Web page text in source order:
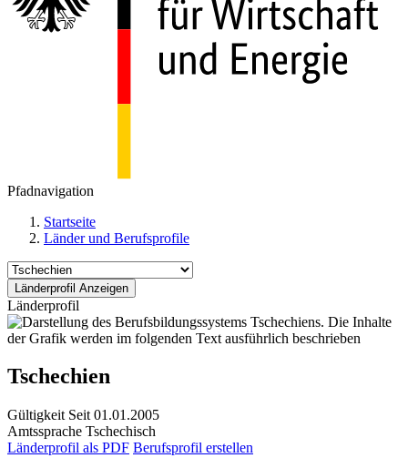
Pfadnavigation
Startseite
Länder und Berufsprofile
Länderprofil
Tschechien
Gültigkeit Seit 01.01.2005
Amtssprache Tschechisch
Länderprofil als PDF Berufsprofil erstellen